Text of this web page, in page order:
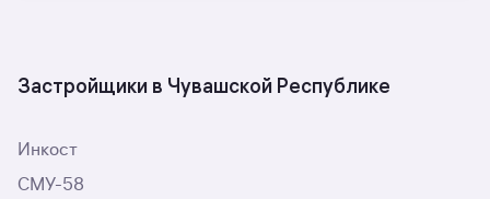
Застройщики в Чувашской Республике
Инкост
СМУ-58